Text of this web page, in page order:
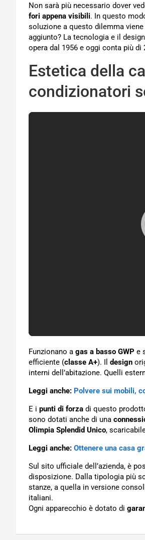
Non sarà più necessario dover
fori appena visibili. In questo
soluzione a questo dilemma viene
aggiunto? La tecnologia e il
opera dal 1956 e oggi conta più
Estetica della
condizionatori
Funzionano a gas a basso GWP e
efficiente (classe A+). Il design
interni dell’abitazione. Quelli
Leggi anche: Polvere sui mobili,
E i punti di forza di questo
sono dotati anche di una
Olimpia Splendid Unico,
Leggi anche: Ottenere una casa
Sul sito ufficiale dell’azienda, è
disposizione. Dalla tipologia più
stanze, a quella in versione
italiani.
Ogni apparecchio è dotato di